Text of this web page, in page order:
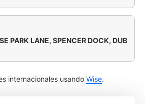
PARK LANE, SPENCER DOCK, DUB
internacionales usando Wise.